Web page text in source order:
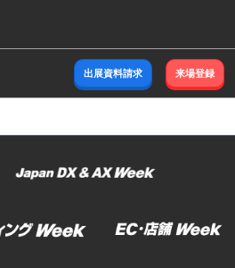
出展資料請求 来場登録